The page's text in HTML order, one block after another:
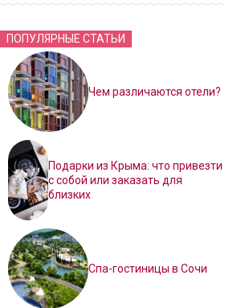
ПОПУЛЯРНЫЕ СТАТЬИ
Чем различаются отели?
Подарки из Крыма: что привезти
с собой или заказать для
близких
Спа-гостиницы в Сочи